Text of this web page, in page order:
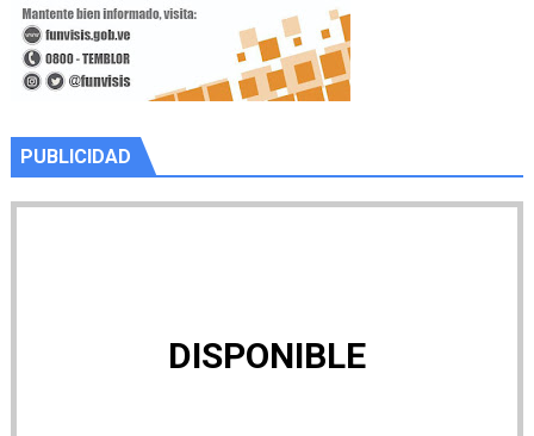
PUBLICIDAD
DISPONIBLE